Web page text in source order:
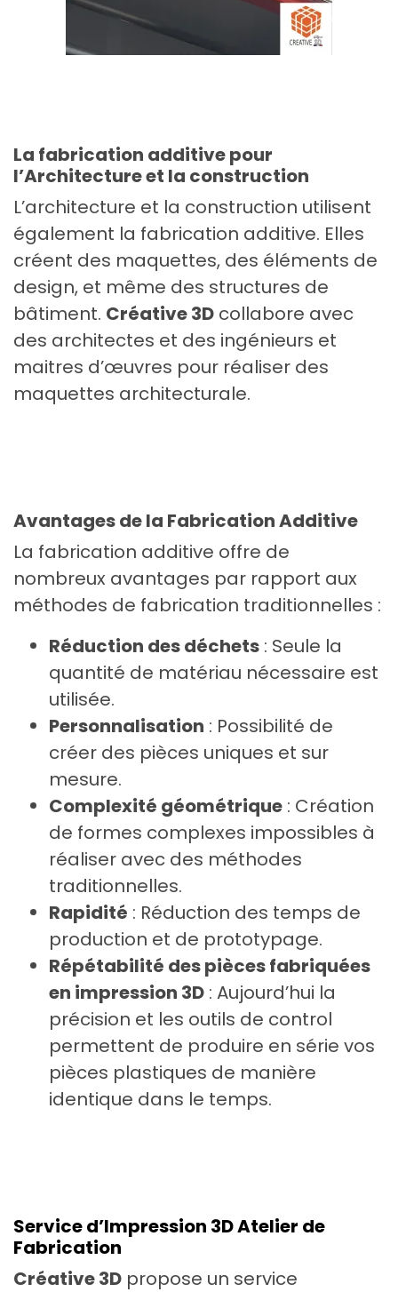
La fabrication additive pour
l’Architecture et la construction
L’architecture et la construction utilisent
également la fabrication additive. Elles
créent des maquettes, des éléments de
design, et même des structures de
bâtiment. Créative 3D collabore avec
des architectes et des ingénieurs et
maitres d’œuvres pour réaliser des
maquettes architecturale.
Avantages de la Fabrication Additive
La fabrication additive offre de
nombreux avantages par rapport aux
méthodes de fabrication traditionnelles :
Réduction des déchets : Seule la
quantité de matériau nécessaire est
utilisée.
Personnalisation : Possibilité de
créer des pièces uniques et sur
mesure.
Complexité géométrique : Création
de formes complexes impossibles à
réaliser avec des méthodes
traditionnelles.
Rapidité : Réduction des temps de
production et de prototypage.
Répétabilité des pièces fabriquées
en impression 3D : Aujourd’hui la
précision et les outils de control
permettent de produire en série vos
pièces plastiques de manière
identique dans le temps.
Service d’Impression 3D Atelier de
Fabrication
Créative 3D propose un service